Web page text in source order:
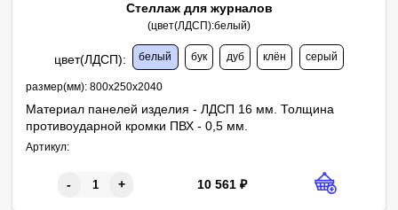
Стеллаж для журналов
(цвет(ЛДСП):белый)
цвет(ЛДСП): белый бук дуб клён серый
размер(мм): 800х250х2040
Материал панелей изделия - ЛДСП 16 мм. Толщина
противоударной кромки ПВХ - 0,5 мм.
Регулируемые мебельные опоры 27х50 мм. Ширина полки -
Артикул:
- + 10 561 ₽